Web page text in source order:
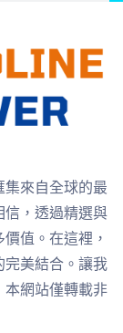
來自全球的最
信，透過精選與
值。在這裡，
完美結合。讓我
本網站僅轉載非